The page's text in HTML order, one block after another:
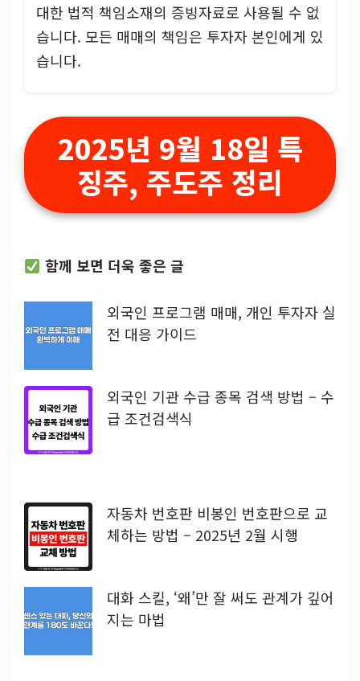
대한 법적 책임소재의 증빙자료로 사용될 수 없
습니다. 모든 매매의 책임은 투자자 본인에게 있
습니다.
2025년 9월 18일 특
징주, 주도주 정리
함께 보면 더욱 좋은 글
외국인 프로그램 매매, 개인 투자자 실
전 대응 가이드
외국인 기관 수급 종목 검색 방법 – 수
급 조건검색식
자동차 번호판 비봉인 번호판으로 교
체하는 방법 – 2025년 2월 시행
대화 스킬, ‘왜’만 잘 써도 관계가 깊어
지는 마법